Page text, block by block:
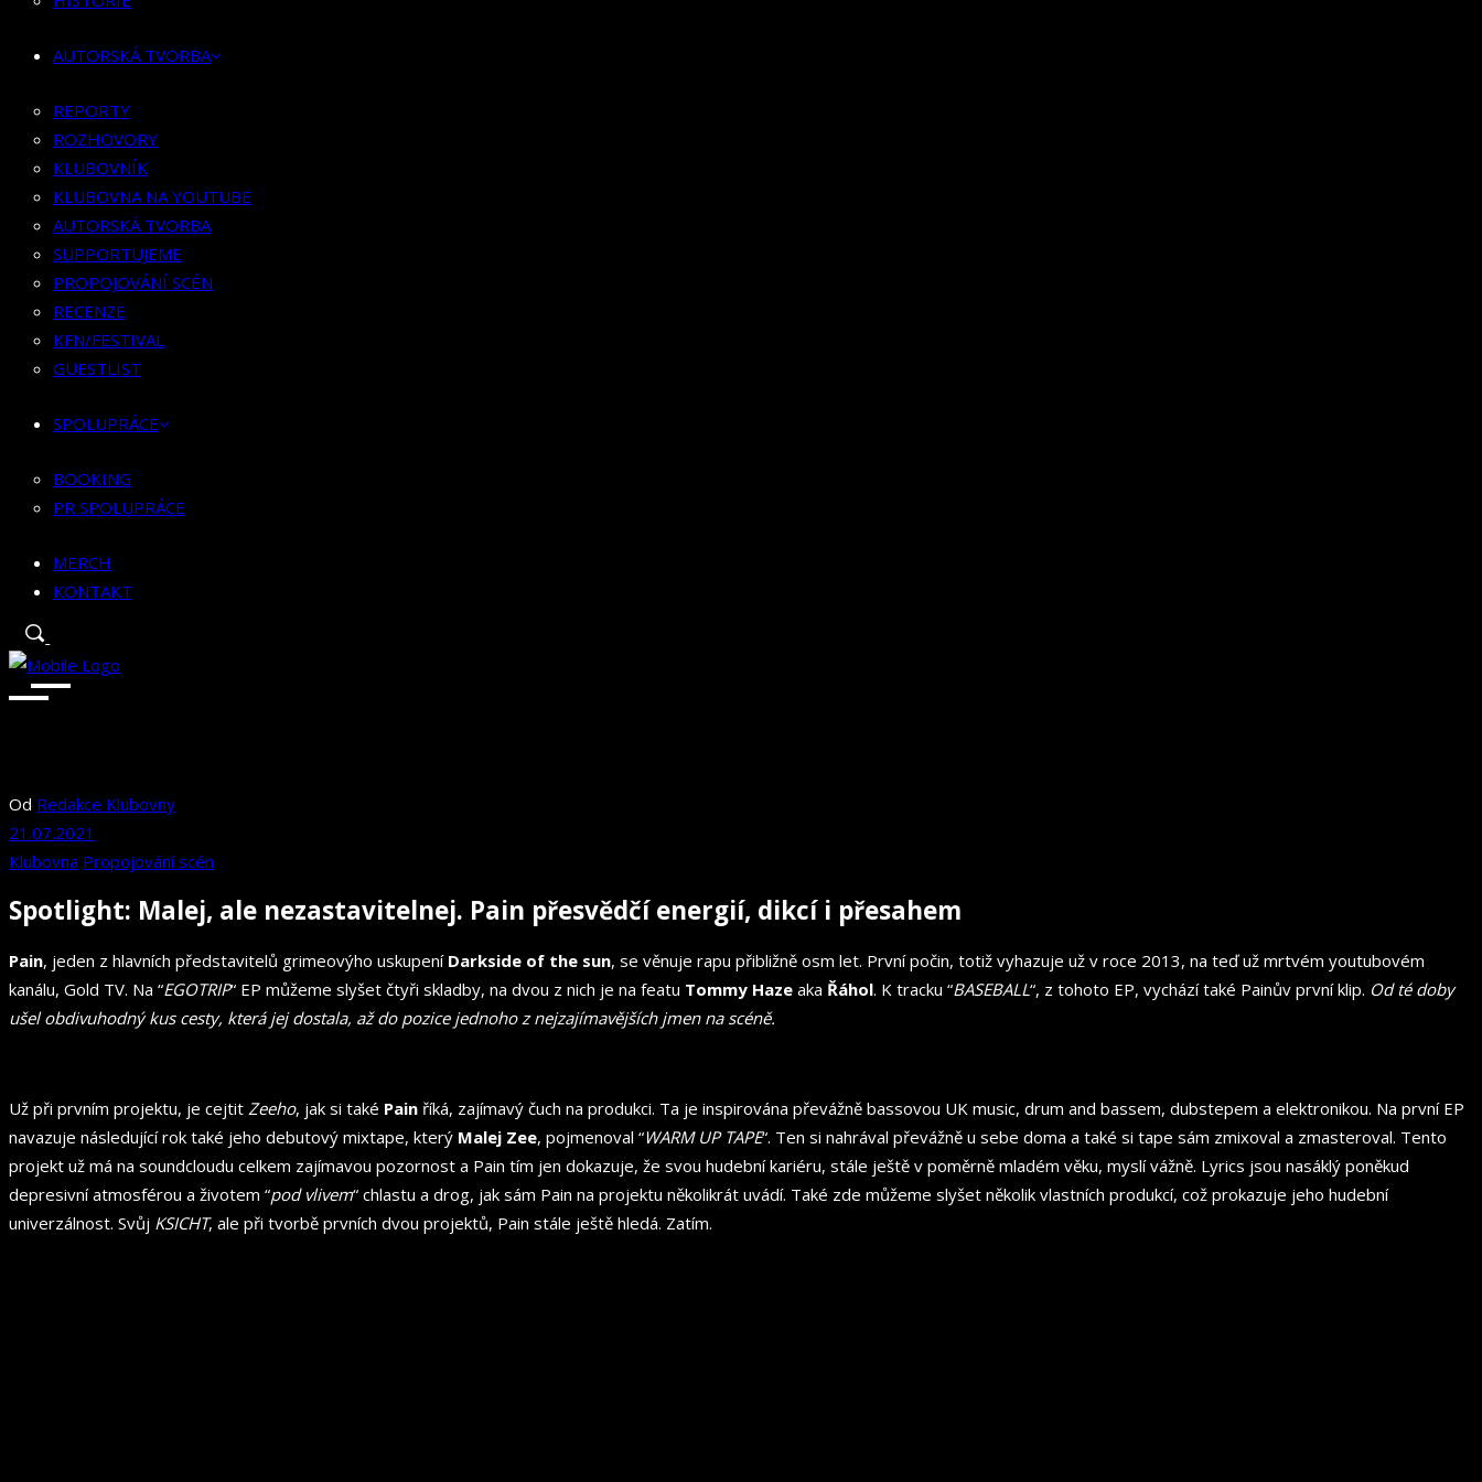
KLUBOVNA NA YOUTUBE
SUPPORTUJEME
PROPOJOVÁNÍ SCÉN
RECENZE
KFN/FESTIVAL
GUESTLIST
SPOLUPRÁCE
BOOKING
PR SPOLUPRÁCE
MERCH
AUTORSKÁ TVORBA
REPORTY
ROZHOVORY
KLUBOVNÍK
KLUBOVNA NA YOUTUBE
AUTORSKÁ TVORBA
SUPPORTUJEME
PROPOJOVÁNÍ SCÉN
RECENZE
KFN/FESTIVAL
GUESTLIST
SPOLUPRÁCE
BOOKING
PR SPOLUPRÁCE
MERCH
KONTAKT
Od Redakce Klubovny
21.07.2021
Klubovna Propojování scén
Spotlight: Malej, ale nezastavitelnej. Pain přesvědčí energií, dikcí i přesahem
Pain, jeden z hlavních představitelů grimeovýho uskupení Darkside of the sun, se věnuje rapu přibližně osm let. První počin, totiž vyhazuje už v roce 2013, na teď už mrtvém youtubovém
kanálu, Gold TV. Na “EGOTRIP“ EP můžeme slyšet čtyři skladby, na dvou z nich je na featu Tommy Haze aka Řáhol. K tracku “BASEBALL“, z tohoto EP, vychází také Painův první klip. Od té doby
ušel obdivuhodný kus cesty, která jej dostala, až do pozice jednoho z nejzajímavějších jmen na scéně.
Už při prvním projektu, je cejtit Zeeho, jak si také Pain říká, zajímavý čuch na produkci. Ta je inspirována převážně bassovou UK music, drum and bassem, dubstepem a elektronikou. Na první EP
navazuje následující rok také jeho debutový mixtape, který Malej Zee, pojmenoval “WARM UP TAPE“. Ten si nahrával převážně u sebe doma a také si tape sám zmixoval a zmasteroval. Tento
projekt už má na soundcloudu celkem zajímavou pozornost a Pain tím jen dokazuje, že svou hudební kariéru, stále ještě v poměrně mladém věku, myslí vážně. Lyrics jsou nasáklý poněkud
depresivní atmosférou a životem “pod vlivem“ chlastu a drog, jak sám Pain na projektu několikrát uvádí. Také zde můžeme slyšet několik vlastních produkcí, což prokazuje jeho hudební
univerzálnost. Svůj KSICHT, ale při tvorbě prvních dvou projektů, Pain stále ještě hledá. Zatím.